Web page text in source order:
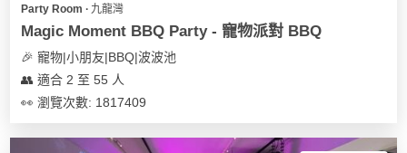
艇
出
租
Party Room ∙ 九龍灣
Magic Moment BBQ Party - 寵物派對 BBQ
🎉 寵物|小朋友|BBQ|波波池
👥 適合 2 至 55 人
👀 瀏覽次數: 1817409